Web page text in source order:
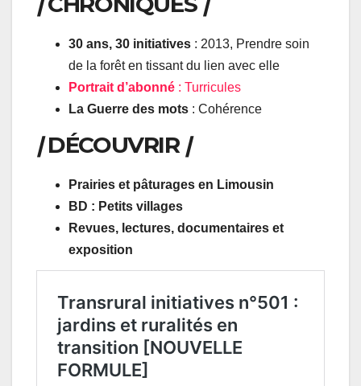
30 ans, 30 initiatives : 2013, Prendre soin
de la forêt en tissant du lien avec elle
Portrait d’abonné : Turricules
La Guerre des mots : Cohérence
|DÉCOUVRIR |
Prairies et pâturages en Limousin
BD : Petits villages
Revues, lectures, documentaires et
exposition